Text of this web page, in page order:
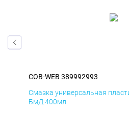
COB-WEB 389992993
Смазка универсальная
БмД 400мл